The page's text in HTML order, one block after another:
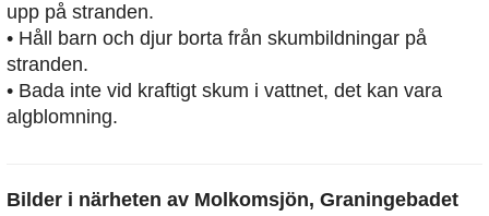
upp på stranden.
• Håll barn och djur borta från skumbildningar på
stranden.
• Bada inte vid kraftigt skum i vattnet, det kan vara
algblomning.
Bilder i närheten av Molkomsjön, Graningebadet